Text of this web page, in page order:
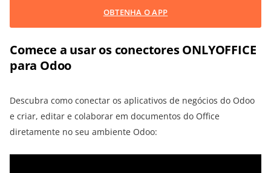
OBTENHA O APP
Comece a usar os conectores ONLYOFFICE
para Odoo
Descubra como conectar os aplicativos de negócios do Odoo
e criar, editar e colaborar em documentos do Office
diretamente no seu ambiente Odoo: